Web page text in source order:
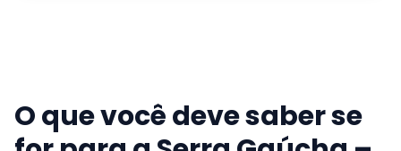
O que você deve saber se